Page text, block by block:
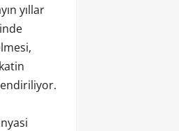
yıllar